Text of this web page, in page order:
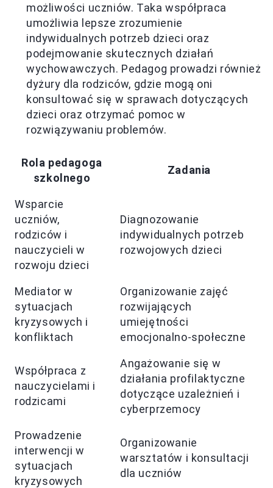
możliwości uczniów. Taka współpraca
umożliwia lepsze zrozumienie
indywidualnych potrzeb dzieci oraz
podejmowanie skutecznych działań
wychowawczych. Pedagog prowadzi również
dyżury dla rodziców, gdzie mogą oni
konsultować się w sprawach dotyczących
dzieci oraz otrzymać pomoc w
rozwiązywaniu problemów.
Rola pedagoga
szkolnego
Zadania
Wsparcie
uczniów,
rodziców i
nauczycieli w
rozwoju dzieci
Diagnozowanie
indywidualnych potrzeb
rozwojowych dzieci
Mediator w
sytuacjach
kryzysowych i
konfliktach
Organizowanie zajęć
rozwijających
umiejętności
emocjonalno-społeczne
Współpraca z
nauczycielami i
rodzicami
Angażowanie się w
działania profilaktyczne
dotyczące uzależnień i
cyberprzemocy
Prowadzenie
interwencji w
sytuacjach
kryzysowych
Organizowanie
warsztatów i konsultacji
dla uczniów